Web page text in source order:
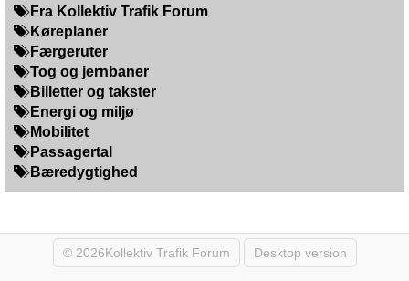
Fra Kollektiv Trafik Forum
Køreplaner
Færgeruter
Tog og jernbaner
Billetter og takster
Energi og miljø
Mobilitet
Passagertal
Bæredygtighed
© 2026Kollektiv Trafik Forum Desktop version